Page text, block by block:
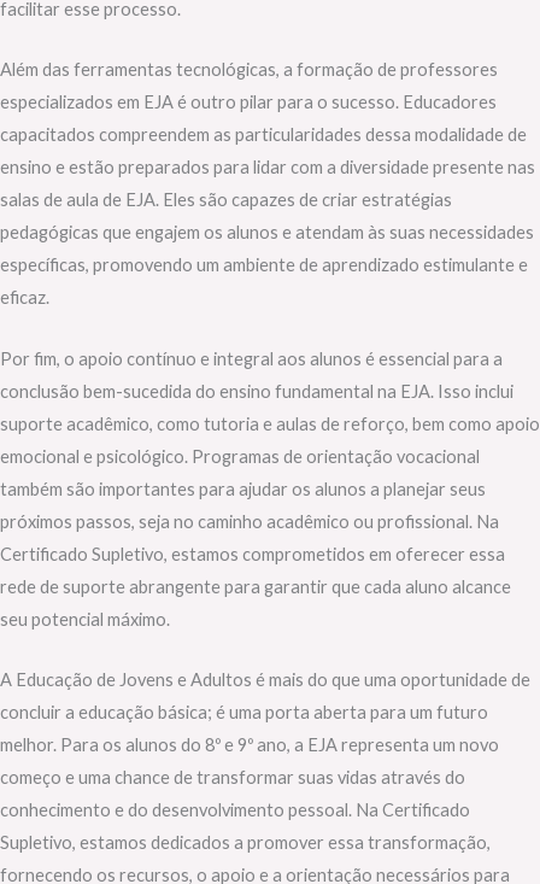
facilitar esse processo.
Além das ferramentas tecnológicas, a formação de professores
especializados em EJA é outro pilar para o sucesso. Educadores
capacitados compreendem as particularidades dessa modalidade de
ensino e estão preparados para lidar com a diversidade presente nas
salas de aula de EJA. Eles são capazes de criar estratégias
pedagógicas que engajem os alunos e atendam às suas necessidades
específicas, promovendo um ambiente de aprendizado estimulante e
eficaz.
Por fim, o apoio contínuo e integral aos alunos é essencial para a
conclusão bem-sucedida do ensino fundamental na EJA. Isso inclui
suporte acadêmico, como tutoria e aulas de reforço, bem como apoio
emocional e psicológico. Programas de orientação vocacional
também são importantes para ajudar os alunos a planejar seus
próximos passos, seja no caminho acadêmico ou profissional. Na
Certificado Supletivo, estamos comprometidos em oferecer essa
rede de suporte abrangente para garantir que cada aluno alcance
seu potencial máximo.
A Educação de Jovens e Adultos é mais do que uma oportunidade de
concluir a educação básica; é uma porta aberta para um futuro
melhor. Para os alunos do 8º e 9º ano, a EJA representa um novo
começo e uma chance de transformar suas vidas através do
conhecimento e do desenvolvimento pessoal. Na Certificado
Supletivo, estamos dedicados a promover essa transformação,
fornecendo os recursos, o apoio e a orientação necessários para